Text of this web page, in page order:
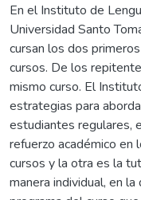
En el Instituto de
Universidad Santo
cursan los dos
cursos. De los
mismo curso. El
estrategias para
estudiantes regulares,
refuerzo académico en
cursos y la otra es la
manera individual, en